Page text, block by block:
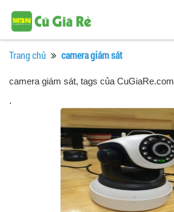
Trang chủ camera giám sát
camera giám sát, tags của CuGiaRe.com
.